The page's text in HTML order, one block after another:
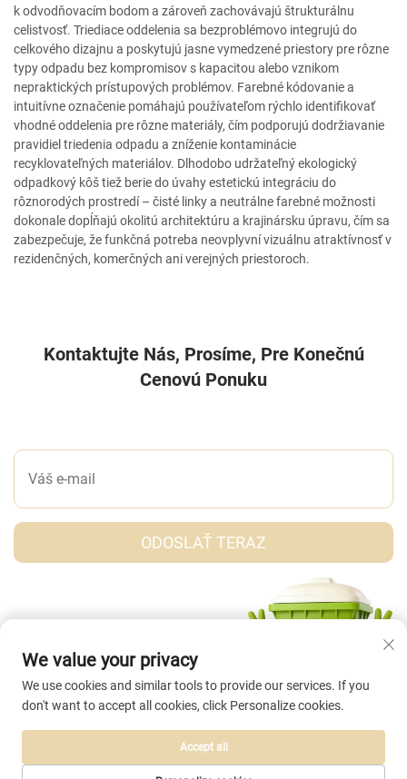
k odvodňovacím bodom a zároveň zachovávajú štrukturálnu
celistvosť. Triediace oddelenia sa bezproblémovo integrujú do
celkového dizajnu a poskytujú jasne vymedzené priestory pre rôzne
typy odpadu bez kompromisov s kapacitou alebo vznikom
nepraktických prístupových problémov. Farebné kódovanie a
intuitívne označenie pomáhajú používateľom rýchlo identifikovať
vhodné oddelenia pre rôzne materiály, čím podporujú dodržiavanie
pravidiel triedenia odpadu a zníženie kontaminácie
recyklovateľných materiálov. Dlhodobo udržateľný ekologický
odpadkový kôš tiež berie do úvahy estetickú integráciu do
rôznorodých prostredí – čisté linky a neutrálne farebné možnosti
dokonale dopĺňajú okolitú architektúru a krajinársku úpravu, čím sa
zabezpečuje, že funkčná potreba neovplyvní vizuálnu atraktívnosť v
rezidenčných, komerčných ani verejných priestoroch.
Kontaktujte Nás, Prosíme, Pre Konečnú
Cenovú Ponuku
ODOSLAŤ TERAZ
Autorské práva © Taizhou Abei Plastic Co., Ltd. Všetky práva vyhradené. |
We value your privacy
We use cookies and similar tools to provide our services. If you
don't want to accept all cookies, click Personalize cookies.
Accept all